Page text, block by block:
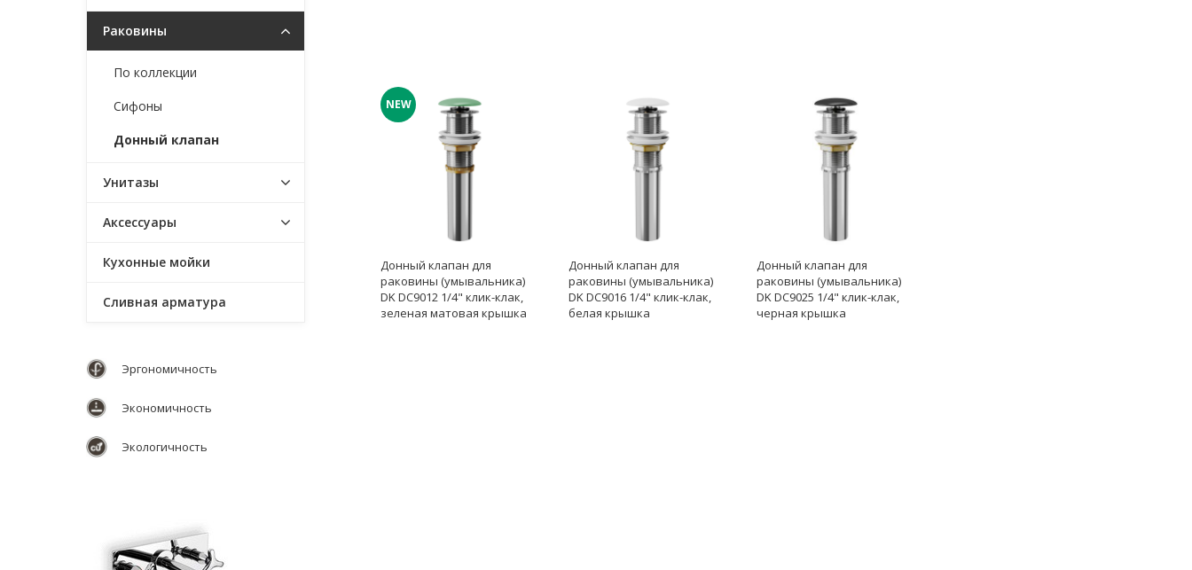
NEW
Донный клапан для
раковины (умывальника)
DK DC9012 1/4" клик-клак,
зеленая матовая крышка
Донный клапан для
раковины (умывальника)
DK DC9016 1/4" клик-клак,
белая крышка
Донный клапан для
раковины (умывальника)
DK DC9025 1/4" клик-клак,
черная крышка
Раковины
По коллекции
Сифоны
Донный клапан
Унитазы
Аксессуары
Кухонные мойки
Сливная арматура
Эргономичность
Экономичность
Экологичность